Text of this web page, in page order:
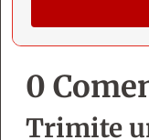
0
Trimite